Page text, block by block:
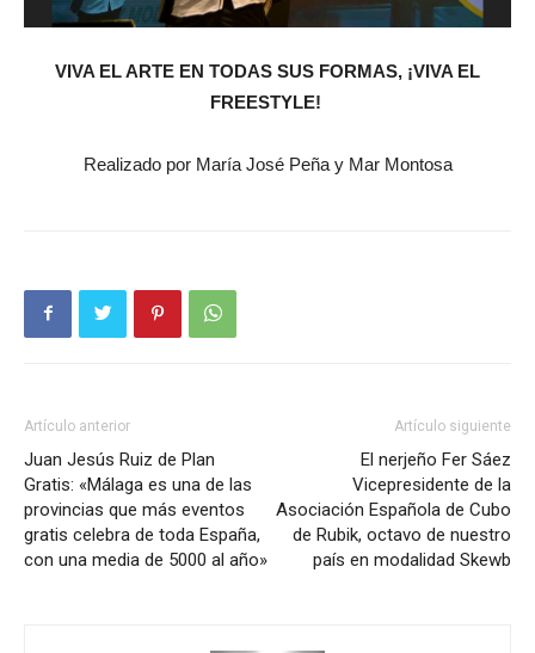
VIVA EL ARTE EN TODAS SUS FORMAS, ¡VIVA EL
FREESTYLE!
Realizado por María José Peña y Mar Montosa
Artículo anterior
Juan Jesús Ruiz de Plan
Gratis: «Málaga es una de las
provincias que más eventos
gratis celebra de toda España,
con una media de 5000 al año»
Artículo siguiente
El nerjeño Fer Sáez
Vicepresidente de la
Asociación Española de Cubo
de Rubik, octavo de nuestro
país en modalidad Skewb